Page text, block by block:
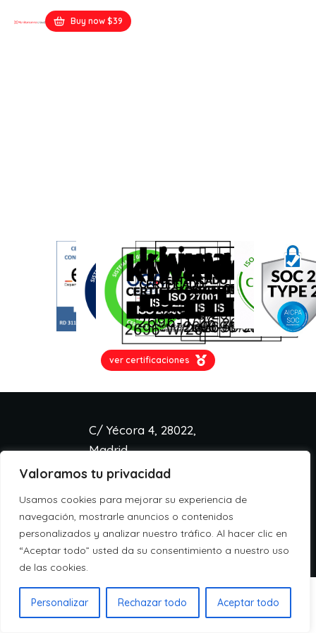
Valoramos tu privacidad
Usamos cookies para mejorar su experiencia de
navegación, mostrarle anuncios o contenidos
personalizados y analizar nuestro tráfico. Al hacer clic en
“Aceptar todo” usted da su consentimiento a nuestro uso
de las cookies.
Personalizar Rechazar todo Aceptar todo
Buy now $39
ver certificaciones
C/ Yécora 4, 28022,
Madrid
info@aspa.cloud
+34 918 333 233
Aviso legal
Política de cookies
Política de privacidad